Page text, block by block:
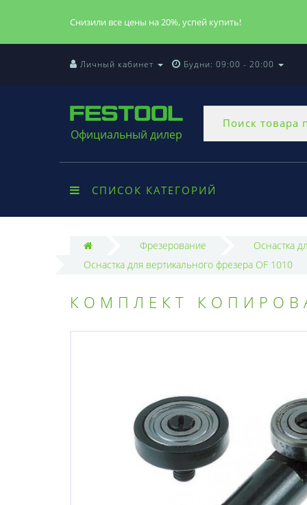
Снизили все цены на 20%, успей купить!
Личный кабинет Будни: 09:00 - 20:00
Официальный дилер
СПИСОК КАТЕГОРИЙ
Фрезерование
Оснастка
Оснастка для вертикального фрезера OF 1010
КОМПЛЕКТ